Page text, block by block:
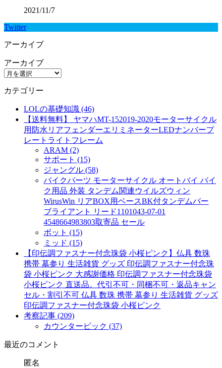
2021/11/7
Twitter
アーカイブ
アーカイブ
カテゴリー
LOLの基礎知識 (46)
【送料無料】 ヤマハMT-152019-2020モーターサイクル
用防水リアフェンダーエリミネーターLEDナンバープ
レートライトフレーム
ARAM (2)
サポート (15)
ジャングル (58)
バイクパーツ モーターサイクル オートバイ バイ
ク用品 外装 タンデム関連ウイルズウィン
WirusWin リアBOX用ベースBK付タンデムバー
ブライアント リード1101043-07-01
4548664983803取寄品 セール
ボット (15)
ミッド (15)
【印伝調ファスナー付念珠袋 小桜ピンク】仏具 数珠
携帯 墓参り 生活雑貨 グッズ 印伝調ファスナー付念珠
袋 小桜ピンク 大感謝価格 印伝調ファスナー付念珠袋
小桜ピンク 直送品。代引不可・同梱不可・返品キャン
セル・割引不可 仏具 数珠 携帯 墓参り 生活雑貨 グッズ
印伝調ファスナー付念珠袋 小桜ピンク
考察記事 (209)
カウンターピック (37)
最近のコメント
匿名